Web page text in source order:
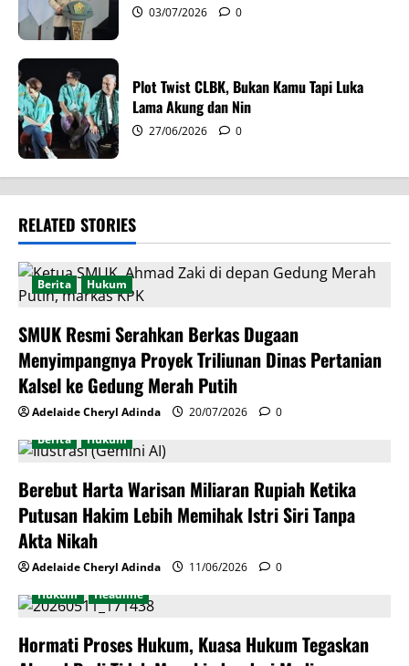
03/07/2026 0
Plot Twist CLBK, Bukan Kamu Tapi Luka
Lama Akung dan Nin
27/06/2026 0
RELATED STORIES
Berita Hukum
​SMUK Resmi Serahkan Berkas Dugaan
Menyimpangnya Proyek Triliunan Dinas Pertanian
Kalsel ke Gedung Merah Putih
Adelaide Cheryl Adinda 20/07/2026
0
Berita
Hukum
Berebut Harta Warisan Miliaran Rupiah Ketika
Putusan Hakim Lebih Memihak Istri Siri Tanpa
Akta Nikah
Adelaide Cheryl Adinda 11/06/2026
0
Hukum
Headline
Hormati Proses Hukum, Kuasa Hukum Tegaskan